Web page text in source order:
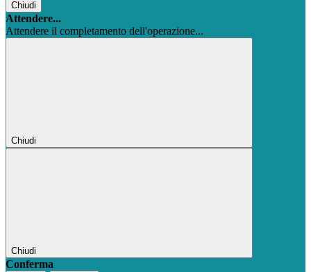
Chiudi
Attendere...
Attendere il completamento dell'operazione...
Chiudi
Chiudi
Conferma